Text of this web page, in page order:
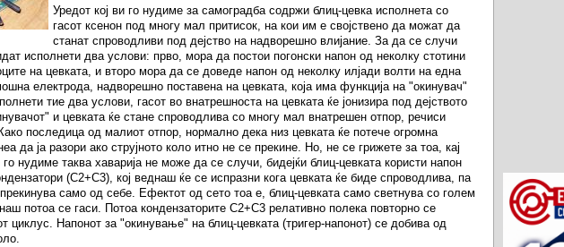
Уредот кој ви го нудиме за самоградба содржи блиц-цевка исполнета со
гасот ксенон под многу мал притисок, на кои им е својствено да можат да
станат спроводливи под дејство на надворешно влијание. За да се случи
исполнети два услови: прво, мора да постои погонски напон од неколку стотини
на цевката, и второ мора да се доведе напон од неколку илјади волти на една
електрода, надворешно поставена на цевката, која има функција на "окинувач"
тие два услови, гасот во внатрешноста на цевката ќе јонизира под дејството
и цевката ќе стане спроводлива со многу мал внатрешен отпор, речиси
последица од малиот отпор, нормално дека низ цевката ќе потече огромна
да ја разори ако струјното коло итно не се прекине. Но, не се грижете за тоа, кај
го нудиме таква хаварија не може да се случи, бидејќи блиц-цевката користи напон
(C2+C3), кој веднаш ќе се испразни кога цевката ќе биде спроводлива, па
прекинува само од себе. Ефектот од сето тоа е, блиц-цевката само светнува со голем
потоа се гаси. Потоа кондензаторите C2+C3 релативно полека повторно се
циклус. Напонот за "окинување" на блиц-цевката (тригер-напонот) се добива од